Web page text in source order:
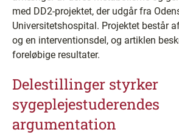
med DD2-projektet, der udgår fra
Universitetshospital. Projektet består
og en interventionsdel, og artiklen
foreløbige resultater.
Delestillinger styrker
sygeplejestuderendes
argumentation